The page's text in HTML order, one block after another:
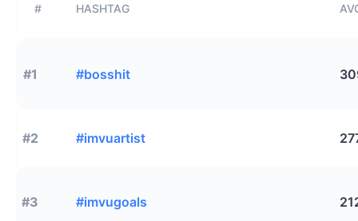
# HASHTAG
#1 #bosshit
#2 #imvuartist
#3 #imvugoals